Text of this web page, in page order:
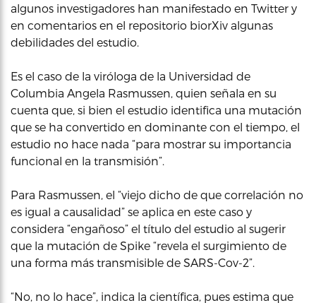
algunos investigadores han manifestado en Twitter y
en comentarios en el repositorio biorXiv algunas
debilidades del estudio.
Es el caso de la viróloga de la Universidad de
Columbia Angela Rasmussen, quien señala en su
cuenta que, si bien el estudio identifica una mutación
que se ha convertido en dominante con el tiempo, el
estudio no hace nada “para mostrar su importancia
funcional en la transmisión”.
Para Rasmussen, el “viejo dicho de que correlación no
es igual a causalidad” se aplica en este caso y
considera “engañoso” el título del estudio al sugerir
que la mutación de Spike “revela el surgimiento de
una forma más transmisible de SARS-Cov-2”.
“No, no lo hace”, indica la científica, pues estima que